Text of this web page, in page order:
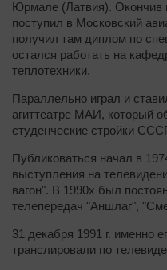
Юрмале (Латвия). Окончив
поступил в Московский
получил там диплом по
остался работать на
теплотехники.
Параллельно играл и
агиттеатре МАИ, который
студенческие стройки
Публиковаться начал в
выступления на
вагон". В 1990х был
телепередач "Аншлаг",
31 декабря 1991 г. именно
транслировали по